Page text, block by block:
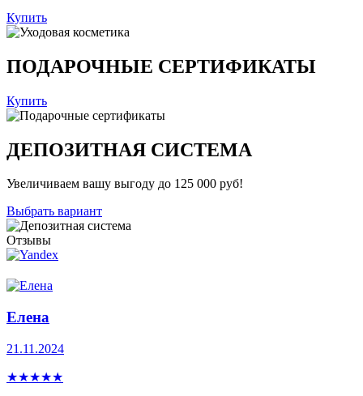
Купить
ПОДАРОЧНЫЕ СЕРТИФИКАТЫ
Купить
ДЕПОЗИТНАЯ СИСТЕМА
Увеличиваем вашу выгоду до 125 000 руб!
Выбрать вариант
Отзывы
Елена
21.11.2024
★★★★★